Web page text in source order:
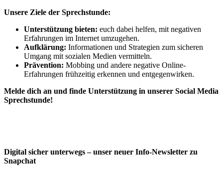
Unsere Ziele der Sprechstunde:
Unterstützung bieten: euch dabei helfen, mit negativen
Erfahrungen im Internet umzugehen.
Aufklärung: Informationen und Strategien zum sicheren
Umgang mit sozialen Medien vermitteln.
Prävention: Mobbing und andere negative Online-
Erfahrungen frühzeitig erkennen und entgegenwirken.
Melde dich an und finde Unterstützung in unserer Social Media
Sprechstunde!
Digital sicher unterwegs – unser neuer Info-Newsletter zu
Snapchat